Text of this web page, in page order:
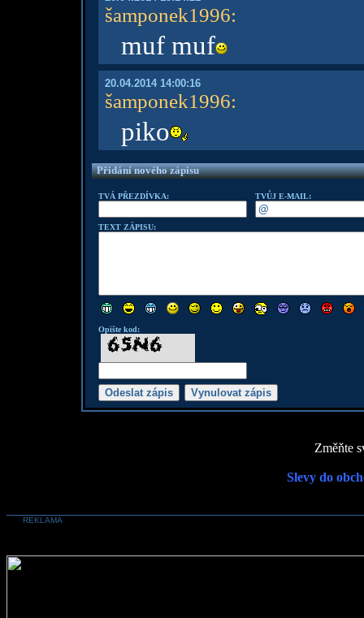
šamponek1996:
muf muf
20.04.2014 14:00:16
šamponek1996:
piko
Přidání nového zápisu
TVÁ PŘEZDÍVKA: TVŮJ E-MAIL:
TEXT ZÁPISU:
Opište kod:
Změňte
Slevy do
REKLAMA